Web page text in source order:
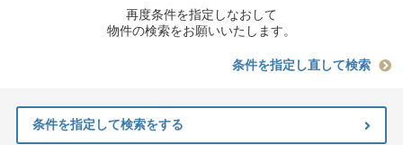
再度条件を指定しなおして
物件の検索をお願いいたします。
条件を指定し直して検索
条件を指定して検索をする